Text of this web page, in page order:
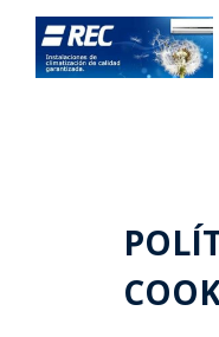
Saltar
contenido